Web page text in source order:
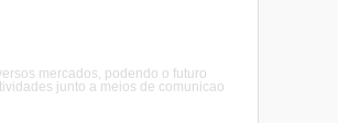
mercados, podendo o futuro
junto a meios de comunicao